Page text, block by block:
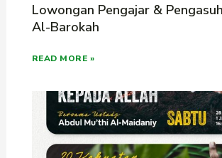
Lowongan Pengajar &
Al-Barokah
READ MORE »